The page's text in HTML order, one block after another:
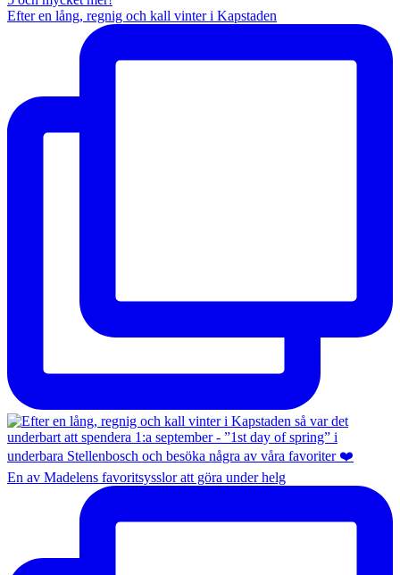
Efter en lång, regnig och kall vinter i Kapstaden
En av Madelens favoritsysslor att göra under helg